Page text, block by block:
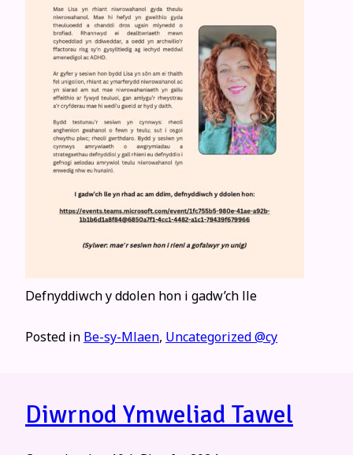
Defnyddiwch y ddolen hon i gadw’ch lle
Posted in Be-sy-Mlaen, Uncategorized @cy
Diwrnod Ymweliad Tawel